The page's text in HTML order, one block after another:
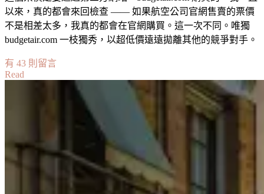
以來，真的都會來回檢查 —— 如果航空公司官網售賣的票價
不是相差太多，我真的都會在官網購買。這一次不同。唯獨
budgetair.com 一枝獨秀，以超低價遠遠拋離其他的競爭對手。
在
〈【旅
BudgetAir.com
心
有 43 則留言
Read